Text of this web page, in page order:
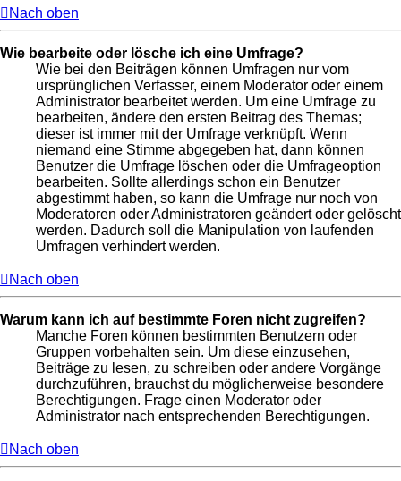
Nach oben
Wie bearbeite oder lösche ich eine Umfrage?
Wie bei den Beiträgen können Umfragen nur vom
ursprünglichen Verfasser, einem Moderator oder einem
Administrator bearbeitet werden. Um eine Umfrage zu
bearbeiten, ändere den ersten Beitrag des Themas;
dieser ist immer mit der Umfrage verknüpft. Wenn
niemand eine Stimme abgegeben hat, dann können
Benutzer die Umfrage löschen oder die Umfrageoption
bearbeiten. Sollte allerdings schon ein Benutzer
abgestimmt haben, so kann die Umfrage nur noch von
Moderatoren oder Administratoren geändert oder gelöscht
werden. Dadurch soll die Manipulation von laufenden
Umfragen verhindert werden.
Nach oben
Warum kann ich auf bestimmte Foren nicht zugreifen?
Manche Foren können bestimmten Benutzern oder
Gruppen vorbehalten sein. Um diese einzusehen,
Beiträge zu lesen, zu schreiben oder andere Vorgänge
durchzuführen, brauchst du möglicherweise besondere
Berechtigungen. Frage einen Moderator oder
Administrator nach entsprechenden Berechtigungen.
Nach oben